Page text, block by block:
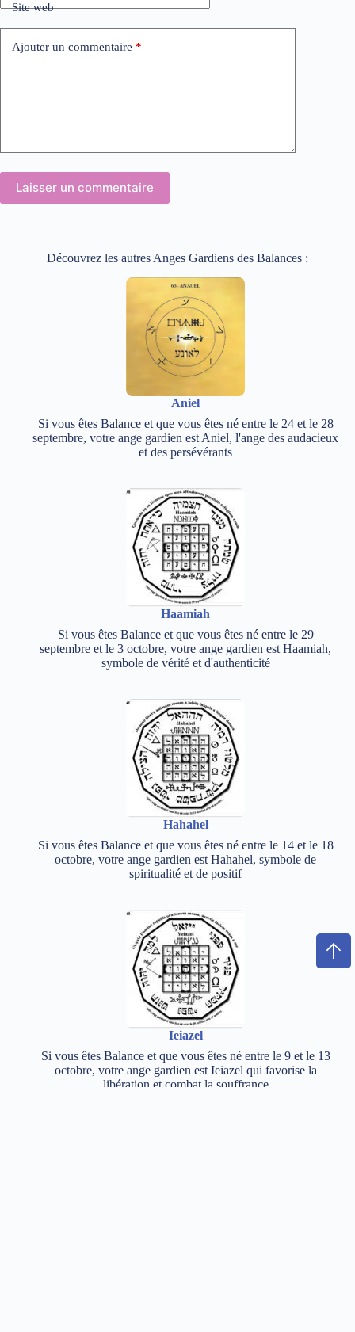
Site web
Ajouter un commentaire *
Laisser un commentaire
Découvrez les autres Anges Gardiens des Balances :
Aniel
Si vous êtes Balance et que vous êtes né entre le 24 et le 28
septembre, votre ange gardien est Aniel, l'ange des audacieux
et des persévérants
Haamiah
Si vous êtes Balance et que vous êtes né entre le 29
septembre et le 3 octobre, votre ange gardien est Haamiah,
symbole de vérité et d'authenticité
Hahahel
Si vous êtes Balance et que vous êtes né entre le 14 et le 18
octobre, votre ange gardien est Hahahel, symbole de
spiritualité et de positif
Ieiazel
Si vous êtes Balance et que vous êtes né entre le 9 et le 13
octobre, votre ange gardien est Ieiazel qui favorise la
libération et combat la souffrance